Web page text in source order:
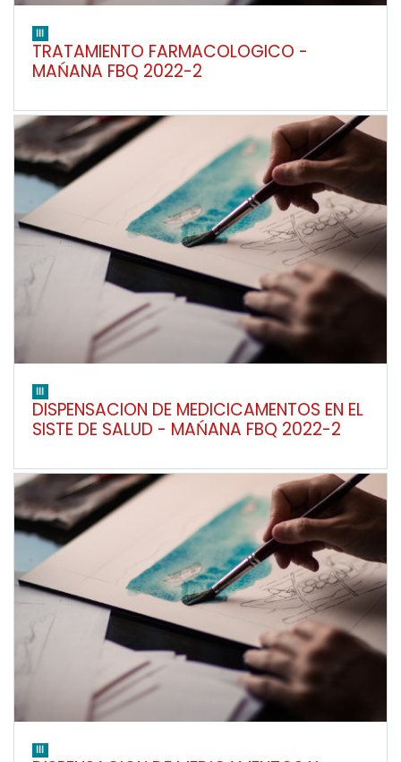
III
TRATAMIENTO FARMACOLOGICO -
MAŃANA FBQ 2022-2
III
DISPENSACION DE MEDICICAMENTOS EN EL
SISTE DE SALUD - MAŃANA FBQ 2022-2
III